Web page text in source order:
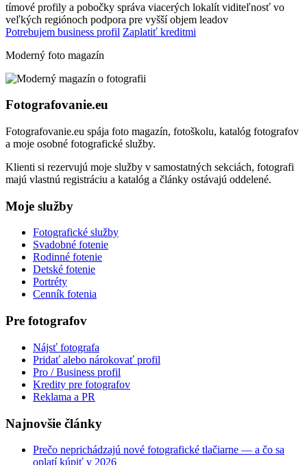
tímové profily a pobočky správa viacerých lokalít viditeľnosť vo
veľkých regiónoch podpora pre vyšší objem leadov
Potrebujem business profil Zaplatiť kreditmi
Moderný foto magazín
Fotografovanie.eu
Fotografovanie.eu spája foto magazín, fotoškolu, katalóg fotografov
a moje osobné fotografické služby.
Klienti si rezervujú moje služby v samostatných sekciách, fotografi
majú vlastnú registráciu a katalóg a články ostávajú oddelené.
Moje služby
Fotografické služby
Svadobné fotenie
Rodinné fotenie
Detské fotenie
Portréty
Cenník fotenia
Pre fotografov
Nájsť fotografa
Pridať alebo nárokovať profil
Pro / Business profil
Kredity pre fotografov
Reklama a PR
Najnovšie články
Prečo neprichádzajú nové fotografické tlačiarne — a čo sa
oplatí kúpiť v 2026